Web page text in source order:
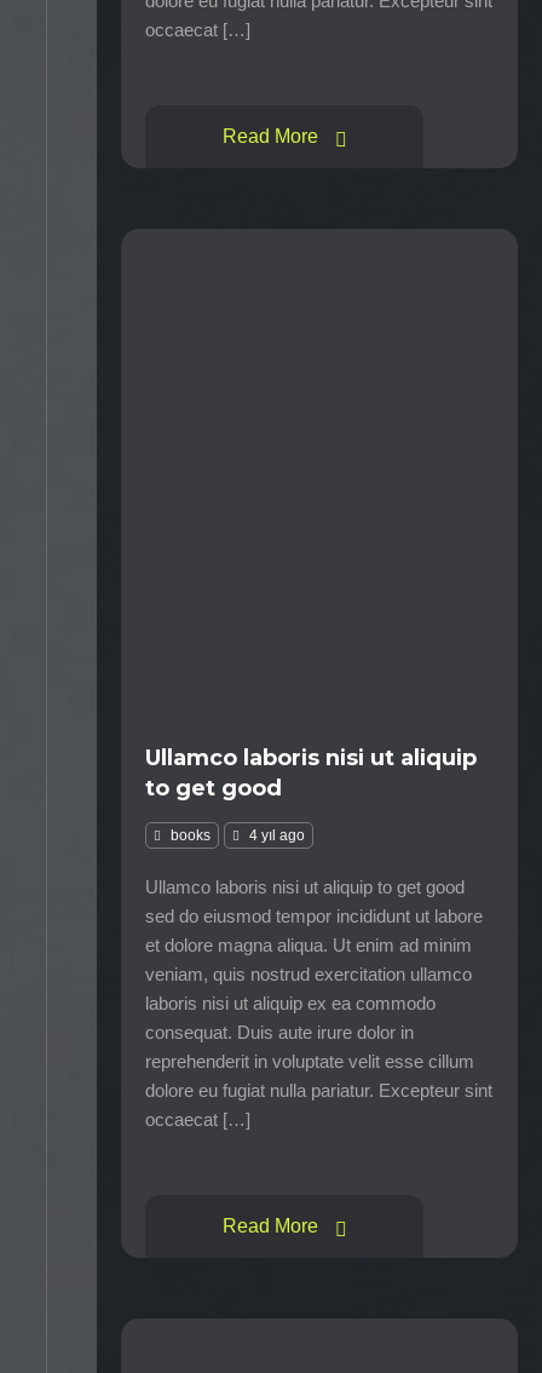
occaecat […]
Read More
Ullamco laboris nisi ut aliquip
to get good
books 4 yıl ago
Ullamco laboris nisi ut aliquip to get good
sed do eiusmod tempor incididunt ut labore
et dolore magna aliqua. Ut enim ad minim
veniam, quis nostrud exercitation ullamco
laboris nisi ut aliquip ex ea commodo
consequat. Duis aute irure dolor in
reprehenderit in voluptate velit esse cillum
dolore eu fugiat nulla pariatur. Excepteur sint
occaecat […]
Read More